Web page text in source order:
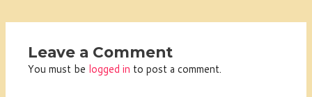
Leave a Comment
You must be logged in to post a comment.